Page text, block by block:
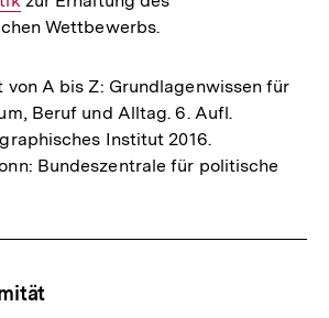
Wettbewerbs.
A bis Z: Grundlagenwissen für
Beruf und Alltag. 6. Aufl.
Institut 2016.
Bundeszentrale für politische